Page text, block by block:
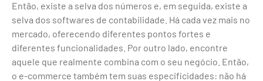
Então, existe a selva dos números e, em seguida, existe a
selva dos softwares de contabilidade. Há cada vez mais no
mercado, oferecendo diferentes pontos fortes e
diferentes funcionalidades. Por outro lado, encontre
aquele que realmente combina com o seu negócio. Então,
o e-commerce também tem suas especificidades: não há